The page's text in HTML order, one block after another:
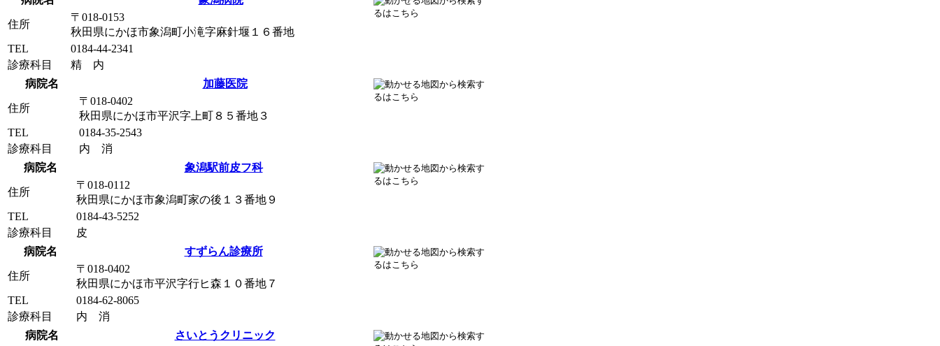
住所
〒018-0153
秋田県にかほ市象潟町小滝字麻針堰１６番地
TEL
0184-44-2341
診療科目
精 内
病院名
加藤医院
住所
〒018-0402
秋田県にかほ市平沢字上町８５番地３
TEL
0184-35-2543
診療科目
内 消
病院名
象潟駅前皮フ科
住所
〒018-0112
秋田県にかほ市象潟町家の後１３番地９
TEL
0184-43-5252
診療科目
皮
病院名
すずらん診療所
住所
〒018-0402
秋田県にかほ市平沢字行ヒ森１０番地７
TEL
0184-62-8065
診療科目
内 消
病院名
さいとうクリニック